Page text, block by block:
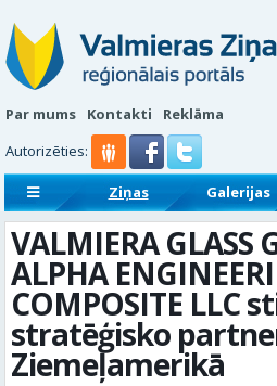
Par mums Kontakti
Reklāma
Autorizēties:
Ziņas Galerijas
Sludinājumi
Reklāmraksti
VALMIERA GLASS
ALPHA
COMPOSITE LLC
stratēģisko
Ziemeļamerikā